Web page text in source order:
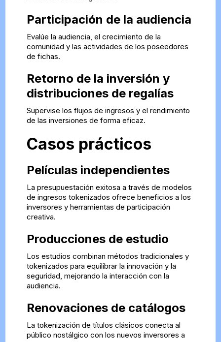
Participación de la audiencia
Evalúe la audiencia, el crecimiento de la
comunidad y las actividades de los poseedores
de fichas.
Retorno de la inversión y
distribuciones de regalías
Supervise los flujos de ingresos y el rendimiento
de las inversiones de forma eficaz.
Casos prácticos
Películas independientes
La presupuestación exitosa a través de modelos
de ingresos tokenizados ofrece beneficios a los
inversores y herramientas de participación
creativa.
Producciones de estudio
Los estudios combinan métodos tradicionales y
tokenizados para equilibrar la innovación y la
seguridad, mejorando la interacción con la
audiencia.
Renovaciones de catálogos
La tokenización de títulos clásicos conecta al
público nostálgico con los nuevos inversores a